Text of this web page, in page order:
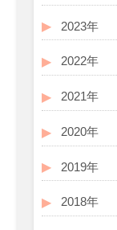
2023年
2022年
2021年
2020年
2019年
2018年